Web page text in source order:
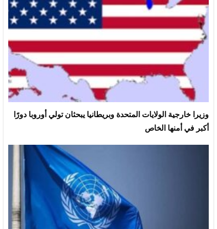
وزيرا خارجية الولايات المتحدة وبريطانيا يبحثان تولي أوروبا دورًا
أكبر في أمنها الخاص